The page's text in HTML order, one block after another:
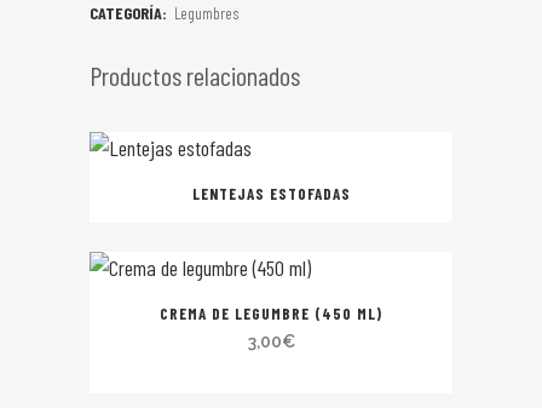
CATEGORÍA: Legumbres
Productos relacionados
LENTEJAS ESTOFADAS
CREMA DE LEGUMBRE (450 ML)
3,00€